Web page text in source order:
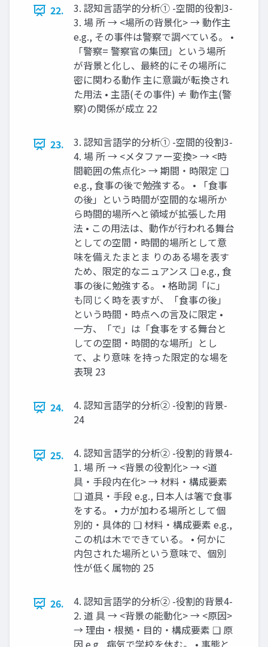
22.
3. 認知言語学的分析① -空間的役割3-
3. 場 所 → <場所の背景化> → 動作主
e.g., その事件は警察で調べている。 •
「警察= 警察官の集団」という場所
が背景と化し、最終的にその場所に
密に関わる動作 主に意識が転換され
た用法 • 主語(その事件) ≠ 動作主(警
察)の関係が成立 22
23.
3. 認知言語学的分析① -空間的役割3-
4. 場 所 → <メタファー変換> → <時
間範囲の焦点化> → 期間・時限定 ❑
e.g., 食事の後で勉強する。 • 「食事
の後」という時間が空間的な場所か
ら時間的場所へと領域が拡張した用
法 • この用法は、動作が行われる舞台
としての空間・時間的場所として意
味を備えたまとま りのある場を表す
ため、限定的なニュアンス ❑ e.g., 食
事の後に勉強する。 • 格助詞「に」
も同じく時を表すが、「食事の後」
という時間・時点への言及に限定 •
一方、「で」は「食事をする舞台と
しての空間・時間的な場所」とし
て、より意味 を持った限定的な場を
表現 23
24.
4. 認知言語学的分析② -役割的背景-
24
25.
4. 認知言語学的分析② -役割的背景4-
1. 場 所 → <背景の役割化> → <道
具・手段内在化> → 材料・構成要素
❑ 道具・手段 e.g., 日本人は箸で食事
をする。 • 力が加わる場所として個
別的・具体的 ❑ 材料・構成要素 e.g.,
この机は木でできている。 • 何かに
内包された場所という意味で、個別
性が低く属物的 25
26.
4. 認知言語学的分析② -役割的背景4-
2. 道 具 → <背景の能動化> → <原因>
→ 理由・根拠・目的・構成要素 ❑ 原